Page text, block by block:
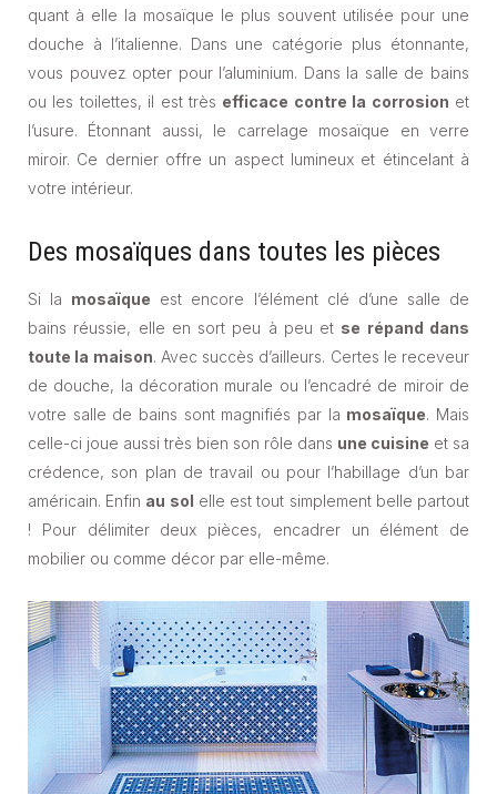
quant à elle la mosaïque le plus souvent utilisée pour une
douche à l’italienne. Dans une catégorie plus étonnante,
vous pouvez opter pour l’aluminium. Dans la salle de bains
ou les toilettes, il est très efficace contre la corrosion et
l’usure. Étonnant aussi, le carrelage mosaïque en verre
miroir. Ce dernier offre un aspect lumineux et étincelant à
votre intérieur.
Des mosaïques dans toutes les pièces
Si la mosaïque est encore l’élément clé d’une salle de
bains réussie, elle en sort peu à peu et se répand dans
toute la maison. Avec succès d’ailleurs. Certes le receveur
de douche, la décoration murale ou l’encadré de miroir de
votre salle de bains sont magnifiés par la mosaïque. Mais
celle-ci joue aussi très bien son rôle dans une cuisine et sa
crédence, son plan de travail ou pour l’habillage d’un bar
américain. Enfin au sol elle est tout simplement belle partout
! Pour délimiter deux pièces, encadrer un élément de
mobilier ou comme décor par elle-même.